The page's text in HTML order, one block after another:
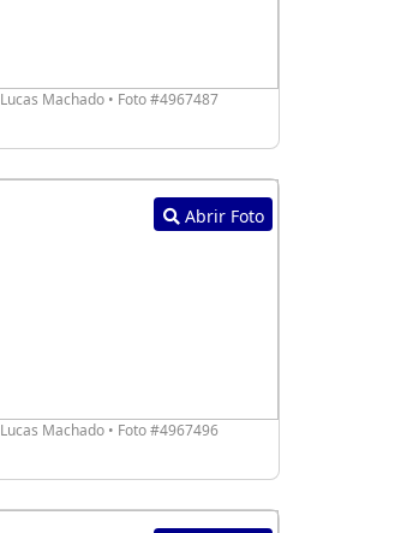
Lucas Machado • Foto #4967487
Abrir Foto
Lucas Machado • Foto #4967496